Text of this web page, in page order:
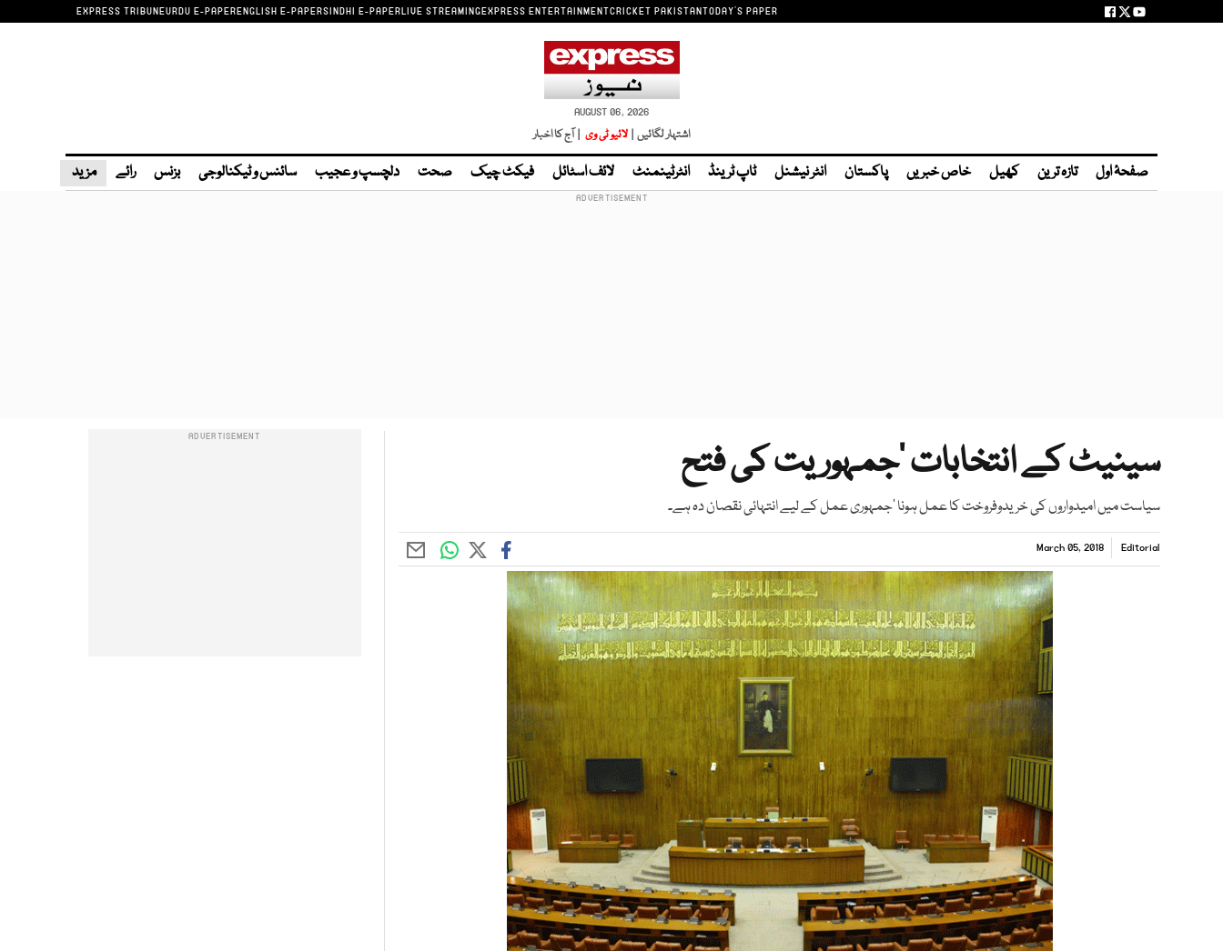
EXPRESS TRIBUNEURDU E-PAPERENGLISH E-PAPERSINDHI E-PAPERLIVE STREAMINGEXPRESS ENTERTAINMENTCRICKET PAKISTANTODAY'S PAPER
AUGUST 06, 2026
اشتہار لگائیں | لائیو ٹی وی | آج کا اخبار
صفحۂ اول تازہ ترین کھیل خاص خبریں پاکستان انٹر نیشنل ٹاپ ٹرینڈ انٹرٹینمنٹ لائف اسٹائل فیکٹ چیک صحت دلچسپ و عجیب سائنس و ٹیکنالوجی بزنس رائے مزید
سینیٹ کے انتخابات ‘جمہوریت کی فتح
سیاست میں امیدواروں کی خریدوفروخت کا عمل ہونا ‘جمہوری عمل کے لیے انتہائی نقصان دہ ہے۔
Editorial
March 05, 2018